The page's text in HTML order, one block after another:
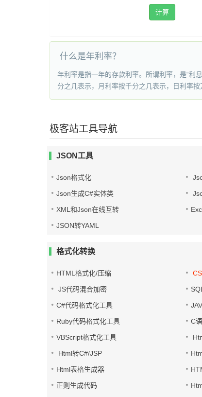
计算
什么是年利率？
年利率是指一年的存款利率。所谓利率，是“利
分之几表示，月利率按千分之几表示，日利率按
极客站工具导航
JSON工具
Json格式化
Json生成C#实体类
XML和Json在线互转
JSON转YAML
格式化转换
HTML格式化/压缩
JS代码混合加密
C#代码格式化工具
Ruby代码格式化工具 C
VBScript格式化工具
Html转C#/JSP
Html表格生成器
正则生成代码